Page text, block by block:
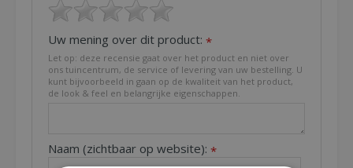
Uw mening over dit product: *
Let op: deze recensie gaat over het product en niet over
ons tuincentrum, de service of levering van uw bestelling. U
kunt bijvoorbeeld in gaan op de kwaliteit van het product,
de look & feel en belangrijke eigenschappen.
Naam (zichtbaar op website): *